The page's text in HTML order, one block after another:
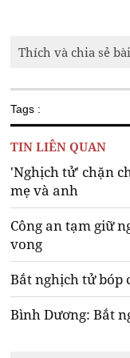
Thích và chia sẻ
Tags :
TIN LIÊN QUAN
'Nghịch tử' chặn
mẹ và anh
Công an tạm giữ
vong
Bắt nghịch tử bóp
Bình Dương: Bắt